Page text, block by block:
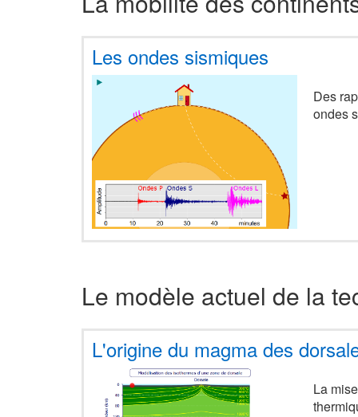
Les ondes sismiques
Des
ondes
Le modèle actuel de la
L'origine du magma des
La